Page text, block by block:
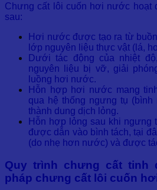
Chưng cất lôi cuốn hơi nước hoạt
sau:
Hơi nước được tạo ra từ
lớp nguyên liệu thực vật (lá,
Dưới tác động của nhiệt
nguyên liệu bị vỡ, giải
luồng hơi nước.
Hỗn hợp hơi nước mang
qua hệ thống ngưng tụ
thành dung dịch lỏng.
Hỗn hợp lỏng sau khi ngưng
được dẫn vào bình tách, tại
(do nhẹ hơn nước) và được
Quy trình chưng cất tinh
pháp chưng cất lôi cuốn